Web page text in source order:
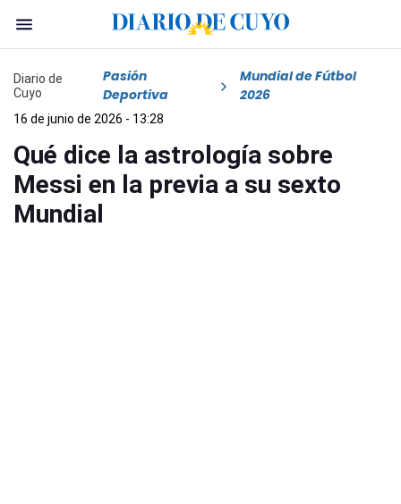
Diario de
Cuyo
Pasión
Deportiva
Mundial de Fútbol
2026
16 de junio de 2026 - 13:28
Qué dice la astrología sobre
Messi en la previa a su sexto
Mundial